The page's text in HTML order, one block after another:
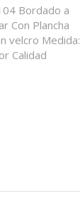
Bordado a
Con Plancha
velcro Medida:
Calidad